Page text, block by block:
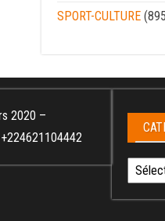
SPORT-CULTURE
2020 –
+224621104442